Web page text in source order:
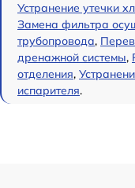
Устранение утечки
Замена фильтра
трубопровода,
дренажной системы,
отделения,
испарителя.